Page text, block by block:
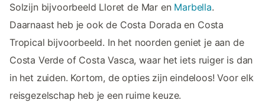
Solzijn bijvoorbeeld Lloret de Mar en Marbella.
Daarnaast heb je ook de Costa Dorada en Costa
Tropical bijvoorbeeld. In het noorden geniet je aan de
Costa Verde of Costa Vasca, waar het iets ruiger is dan
in het zuiden. Kortom, de opties zijn eindeloos! Voor elk
reisgezelschap heb je een ruime keuze.